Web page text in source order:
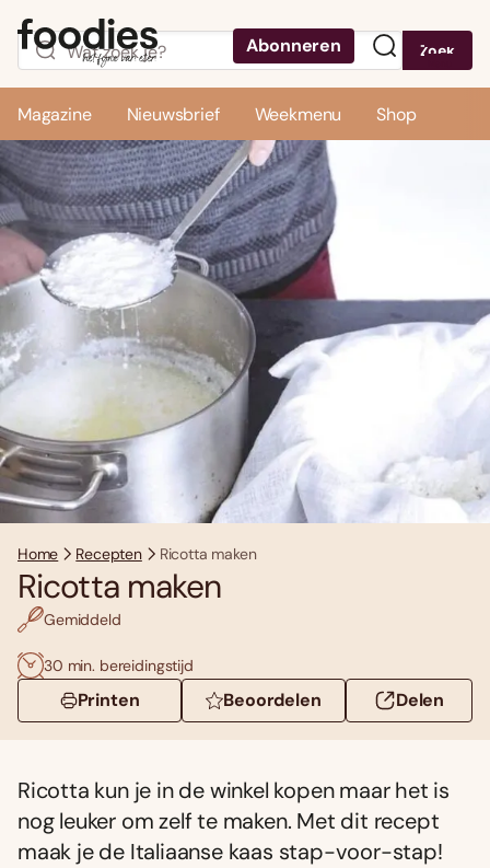
Abonneren Zoek
Magazine Nieuwsbrief Weekmenu Shop
Home Recepten Ricotta maken
Ricotta maken
Gemiddeld
30 min. bereidingstijd
Printen Beoordelen Delen
Ricotta kun je in de winkel kopen maar het is
nog leuker om zelf te maken. Met dit recept
maak je de Italiaanse kaas stap-voor-stap!